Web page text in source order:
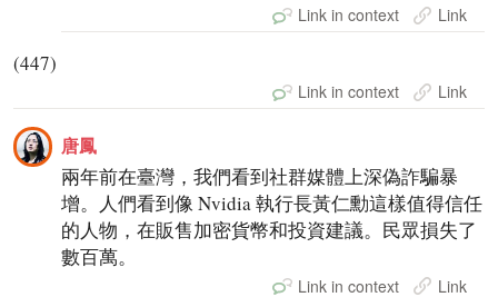
Link in context Link
(447)
Link in context Link
唐鳳
兩年前在臺灣，我們看到社群媒體上深偽詐騙暴
增。人們看到像 Nvidia 執行長黃仁勳這樣值得信任
的人物，在販售加密貨幣和投資建議。民眾損失了
數百萬。
Link in context Link